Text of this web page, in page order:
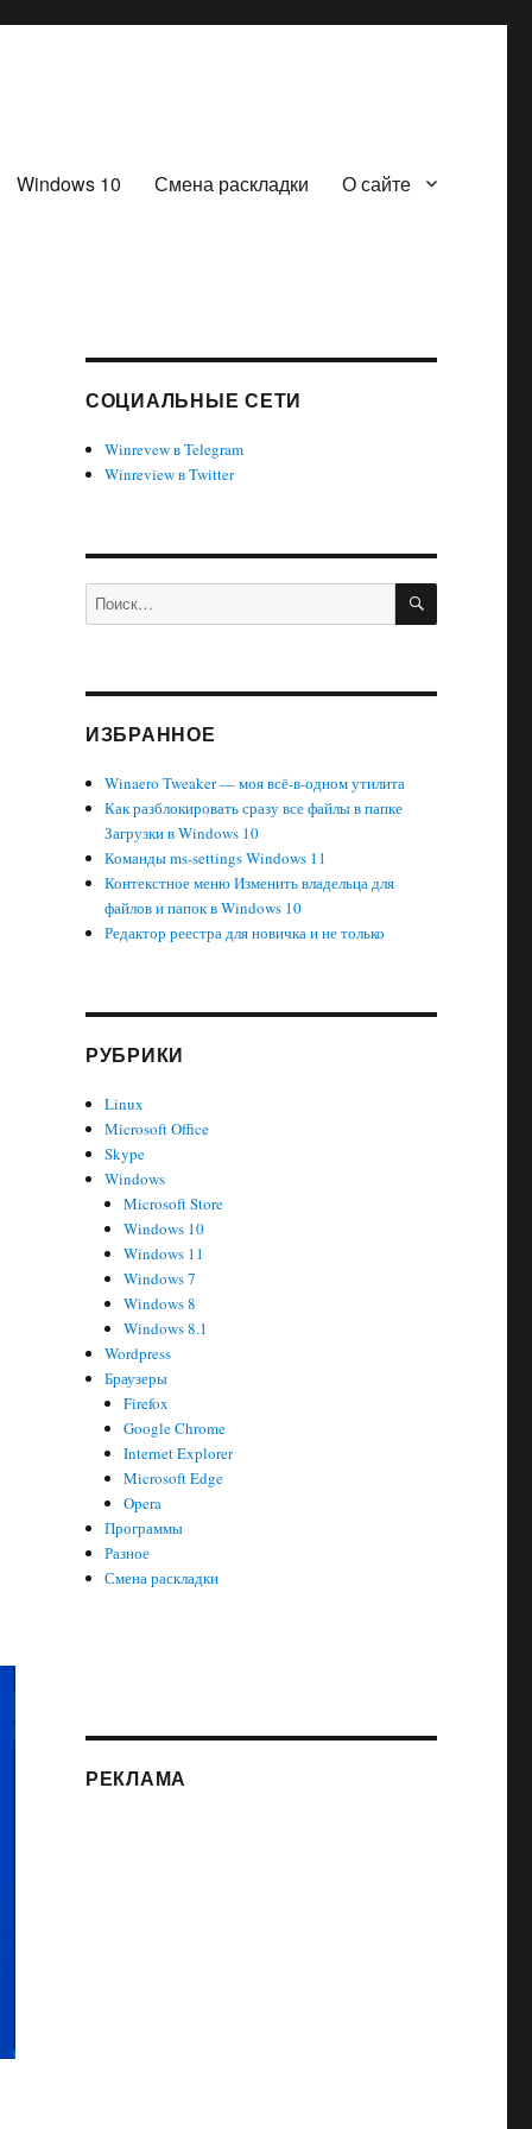
Windows 10 Смена раскладки О сайте
СОЦИАЛЬНЫЕ СЕТИ
Winrevew в Telegram
Winreview в Twitter
Искать: ПОИСК
ИЗБРАННОЕ
Winaero Tweaker — моя всё-в-одном утилита
Как разблокировать сразу все файлы в папке
Загрузки в Windows 10
Команды ms-settings Windows 11
Контекстное меню Изменить владельца для
файлов и папок в Windows 10
Редактор реестра для новичка и не только
РУБРИКИ
Linux
Microsoft Office
Skype
Windows
Microsoft Store
Windows 10
Windows 11
Windows 7
Windows 8
Windows 8.1
Wordpress
Браузеры
Firefox
Google Chrome
Internet Explorer
Microsoft Edge
Opera
Программы
Разное
Смена раскладки
РЕКЛАМА